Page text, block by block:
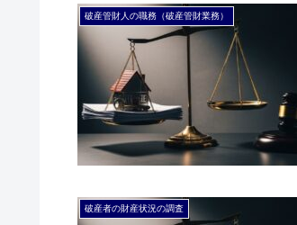
破産管財人の職務（破産管財業務）
破産者の財産状況の調査